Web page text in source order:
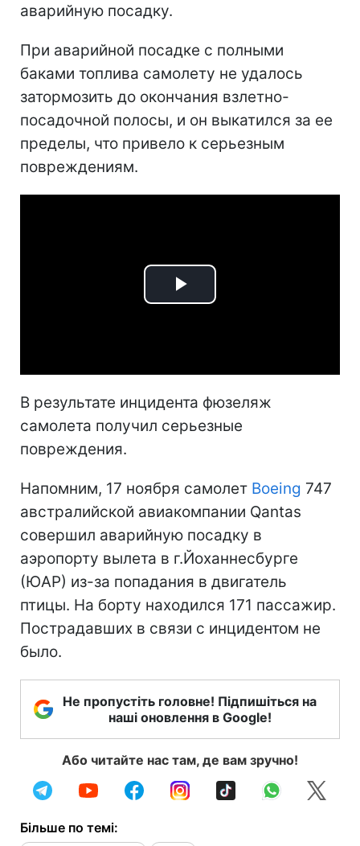
аварийную посадку.
При аварийной посадке с полными
баками топлива самолету не удалось
затормозить до окончания взлетно-
посадочной полосы, и он выкатился за ее
пределы, что привело к серьезным
повреждениям.
Play
В результате инцидента фюзеляж
самолета получил серьезные
повреждения.
Напомним, 17 ноября самолет Boeing 747
австралийской авиакомпании Qantas
совершил аварийную посадку в
аэропорту вылета в г.Йоханнесбурге
(ЮАР) из-за попадания в двигатель
птицы. На борту находился 171 пассажир.
Пострадавших в связи с инцидентом не
было.
Не пропустіть головне! Підпишіться на
наші оновлення в Google!
Або читайте нас там, де вам зручно!
Більше по темі: